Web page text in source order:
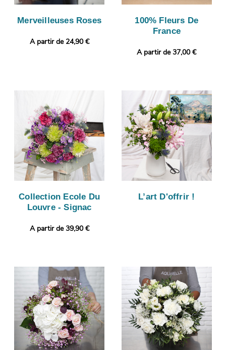
Merveilleuses Roses
A partir de 24,90 €
100% Fleurs De
France
A partir de 37,00 €
Collection Ecole Du
Louvre - Signac
A partir de 39,90 €
L’art D'offrir !